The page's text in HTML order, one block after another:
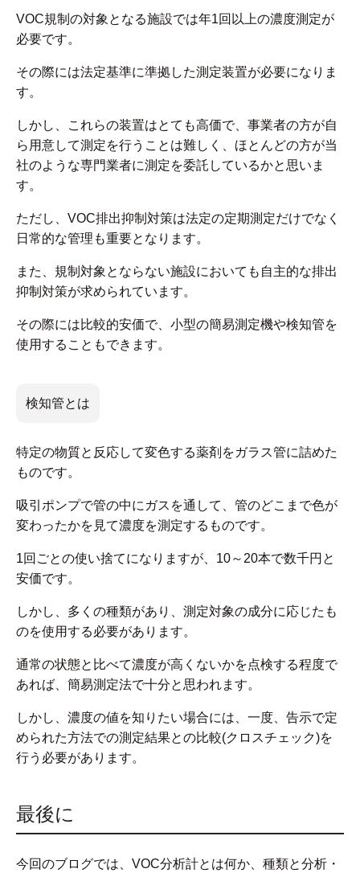
VOC規制の対象となる施設では年1回以上の濃度測定が
必要です。
その際には法定基準に準拠した測定装置が必要になりま
す。
しかし、これらの装置はとても高価で、事業者の方が自
ら用意して測定を行うことは難しく、ほとんどの方が当
社のような専門業者に測定を委託しているかと思いま
す。
ただし、VOC排出抑制対策は法定の定期測定だけでなく
日常的な管理も重要となります。
また、規制対象とならない施設においても自主的な排出
抑制対策が求められています。
その際には比較的安価で、小型の簡易測定機や検知管を
使用することもできます。
検知管とは
特定の物質と反応して変色する薬剤をガラス管に詰めた
ものです。
吸引ポンプで管の中にガスを通して、管のどこまで色が
変わったかを見て濃度を測定するものです。
1回ごとの使い捨てになりますが、10～20本で数千円と
安価です。
しかし、多くの種類があり、測定対象の成分に応じたも
のを使用する必要があります。
通常の状態と比べて濃度が高くないかを点検する程度で
あれば、簡易測定法で十分と思われます。
しかし、濃度の値を知りたい場合には、一度、告示で定
められた方法での測定結果との比較(クロスチェック)を
行う必要があります。
最後に
今回のブログでは、VOC分析計とは何か、種類と分析・